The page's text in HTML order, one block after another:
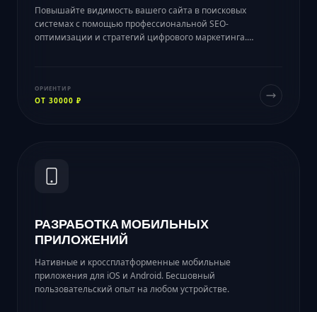
Повышайте видимость вашего сайта в поисковых
системах с помощью профессиональной SEO-
оптимизации и стратегий цифрового маркетинга.
ОРИЕНТИР
ОТ 30000 ₽
РАЗРАБОТКА МОБИЛЬНЫХ
ПРИЛОЖЕНИЙ
Нативные и кроссплатформенные мобильные
приложения для iOS и Android. Бесшовный
пользовательский опыт на любом устройстве.